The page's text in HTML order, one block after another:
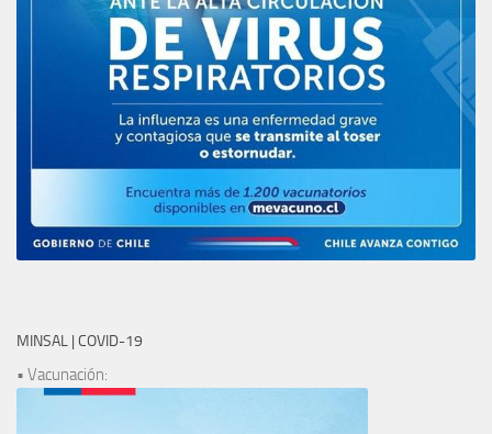
MINSAL | COVID-19
• Vacunación: